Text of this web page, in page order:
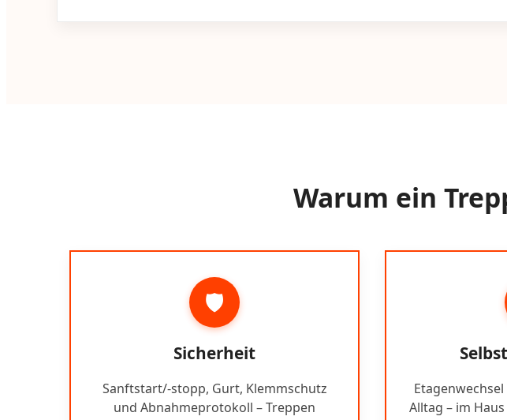
Warum ein
🛡️
Sicherheit
Sanftstart/-stopp, Gurt, Klemmschutz
und Abnahmeprotokoll – Treppen
Alltag – im